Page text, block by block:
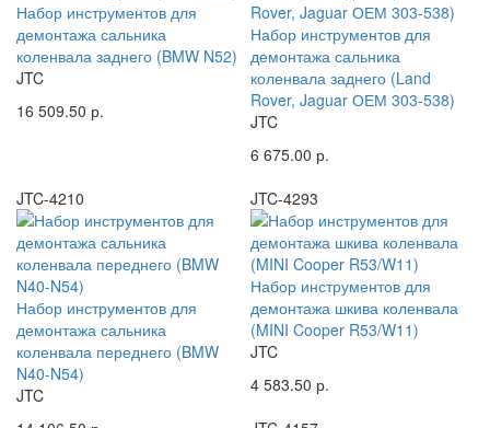
Набор инструментов для
демонтажа сальника
коленвала заднего (BMW N52)
JTC
16 509.50 р.
Набор инструментов для
демонтажа сальника
коленвала заднего (Land
Rover, Jaguar ОЕМ 303-538)
JTC
6 675.00 р.
JTC-4210
Набор инструментов для
демонтажа сальника
коленвала переднего (BMW
N40-N54)
JTC
JTC-4293
Набор инструментов для
демонтажа шкива коленвала
(MINI Cooper R53/W11)
JTC
4 583.50 р.